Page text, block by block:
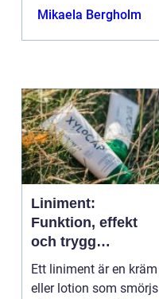
funktioner och up...
Mikaela Bergholm
Liniment:
Funktion, effekt
och trygg
användning
Ett liniment är en kräm
eller lotion som smörjs